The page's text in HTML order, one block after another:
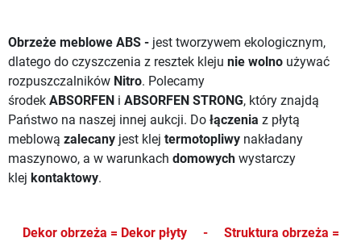
Obrzeże meblowe ABS - jest tworzywem ekologicznym,
dlatego do czyszczenia z resztek kleju nie wolno używać
rozpuszczalników Nitro. Polecamy
środek ABSORFEN i ABSORFEN STRONG, który znajdą
Państwo na naszej innej aukcji. Do łączenia z płytą
meblową zalecany jest klej termotopliwy nakładany
maszynowo, a w warunkach domowych wystarczy
klej kontaktowy.
Dekor obrzeża = Dekor płyty - Struktura obrzeża =